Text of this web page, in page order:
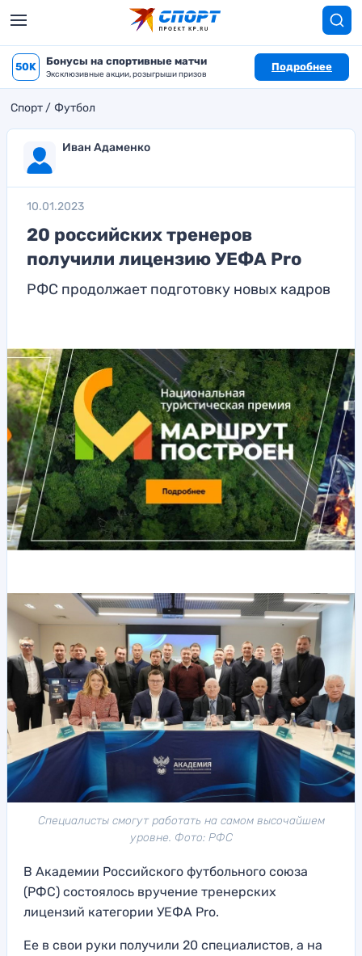
50K Бонусы на спортивные матчи
Эксклюзивные акции, розыгрыши призов
Подробнее
Спорт Футбол
Иван Адаменко
10.01.2023
20 российских тренеров
получили лицензию УЕФА Pro
РФС продолжает подготовку новых кадров
Специалисты смогут работать на самом высочайшем
уровне. Фото: РФС
В Академии Российского футбольного союза
(РФС) состоялось вручение тренерских
лицензий категории УЕФА Pro.
Ее в свои руки получили 20 специалистов, а на